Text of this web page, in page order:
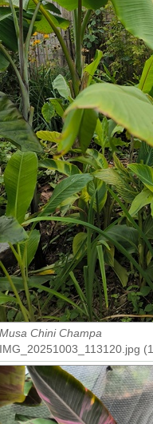
Musa Chini Champa
IMG_20251003_113120.jpg